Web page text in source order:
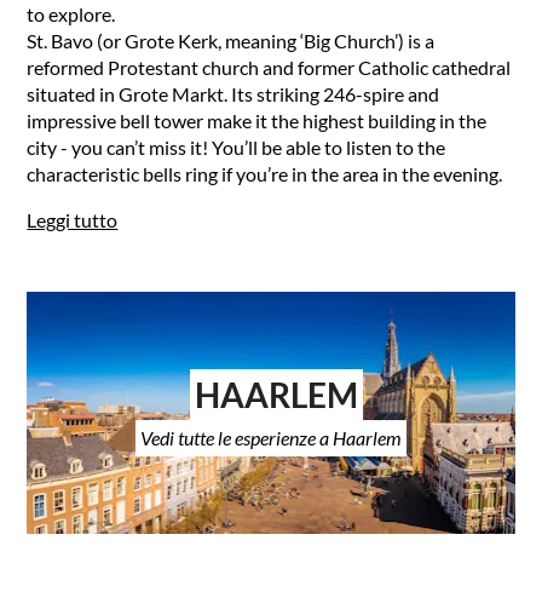
to explore.
St. Bavo (or Grote Kerk, meaning ‘Big Church’) is a
reformed Protestant church and former Catholic cathedral
situated in Grote Markt. Its striking 246-spire and
impressive bell tower make it the highest building in the
city - you can’t miss it! You’ll be able to listen to the
characteristic bells ring if you’re in the area in the evening.
Leggi tutto
HAARLEM
Vedi tutte le esperienze a Haarlem